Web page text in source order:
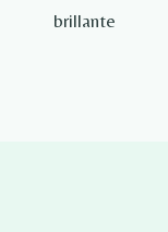
brillante